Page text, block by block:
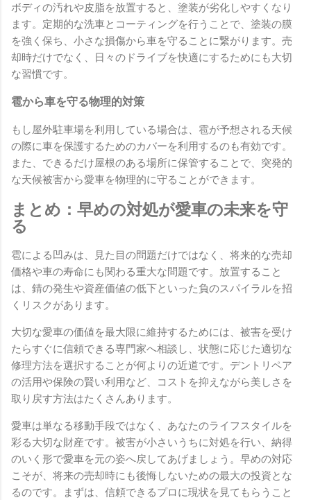
ボディの汚れや皮脂を放置すると、塗装が劣化しやすくなり
ます。定期的な洗車とコーティングを行うことで、塗装の膜
を強く保ち、小さな損傷から車を守ることに繋がります。売
却時だけでなく、日々のドライブを快適にするためにも大切
な習慣です。
雹から車を守る物理的対策
もし屋外駐車場を利用している場合は、雹が予想される天候
の際に車を保護するためのカバーを利用するのも有効です。
また、できるだけ屋根のある場所に保管することで、突発的
な天候被害から愛車を物理的に守ることができます。
まとめ：早めの対処が愛車の未来を守
る
雹による凹みは、見た目の問題だけではなく、将来的な売却
価格や車の寿命にも関わる重大な問題です。放置すること
は、錆の発生や資産価値の低下といった負のスパイラルを招
くリスクがあります。
大切な愛車の価値を最大限に維持するためには、被害を受け
たらすぐに信頼できる専門家へ相談し、状態に応じた適切な
修理方法を選択することが何よりの近道です。デントリペア
の活用や保険の賢い利用など、コストを抑えながら美しさを
取り戻す方法はたくさんあります。
愛車は単なる移動手段ではなく、あなたのライフスタイルを
彩る大切な財産です。被害が小さいうちに対処を行い、納得
のいく形で愛車を元の姿へ戻してあげましょう。早めの対応
こそが、将来の売却時にも後悔しないための最大の投資とな
るのです。まずは、信頼できるプロに現状を見てもらうこと